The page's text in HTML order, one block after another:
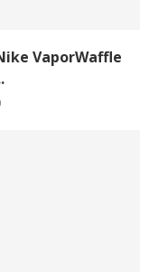
VaporWaffle